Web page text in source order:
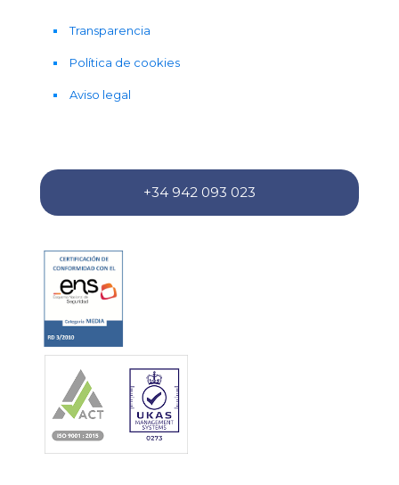
Transparencia
Política de cookies
Aviso legal
+34 942 093 023